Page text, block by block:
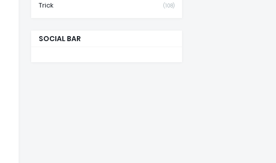
Trick (108)
SOCIAL BAR